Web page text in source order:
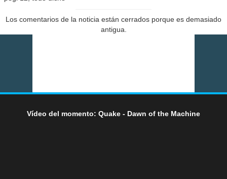
Los comentarios de la noticia están cerrados porque es demasiado
antigua.
Vídeo del momento: Quake - Dawn of the Machine